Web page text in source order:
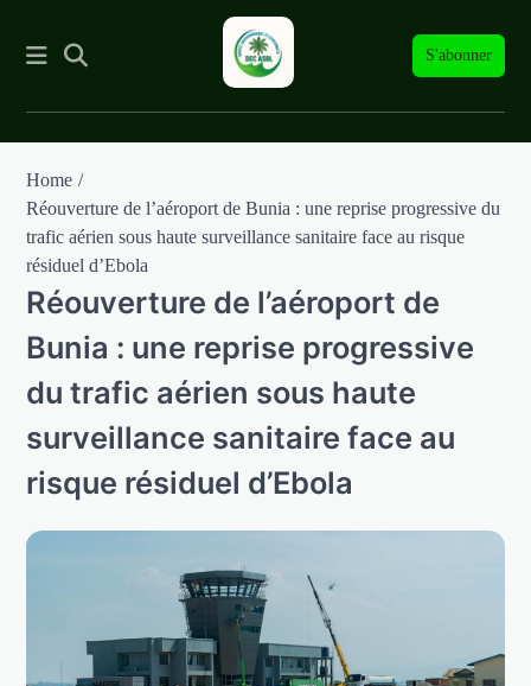
S'abonner
Skip
content
Home
Réouverture de l’aéroport de Bunia : une reprise progressive du
trafic aérien sous haute surveillance sanitaire face au risque
résiduel d’Ebola
Réouverture de l’aéroport de
Bunia : une reprise progressive
du trafic aérien sous haute
surveillance sanitaire face au
risque résiduel d’Ebola